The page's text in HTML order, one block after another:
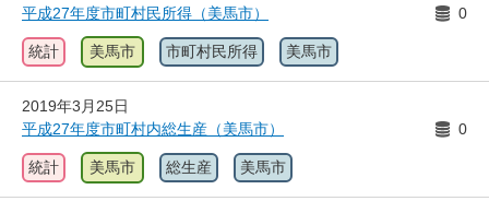
平成27年度市町村民所得（美馬市）
0
統計 美馬市 市町村民所得 美馬市
2019年3月25日
平成27年度市町村内総生産（美馬市）
0
統計 美馬市 総生産 美馬市